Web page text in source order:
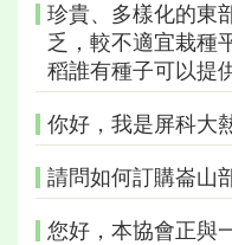
珍貴、多樣化的東
乏，較不適宜栽種
稻誰有種子可以提
你好，我是屏科大
請問如何訂購崙山
您好，本協會正與